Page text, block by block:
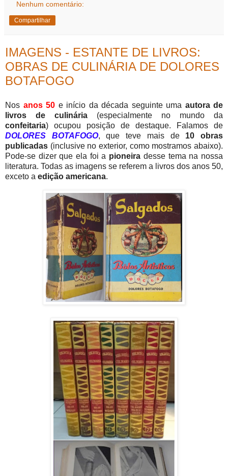
Nenhum comentário:
Compartilhar
IMAGENS - ESTANTE DE LIVROS:
OBRAS DE CULINÁRIA DE DOLORES
BOTAFOGO
Nos anos 50 e início da década seguinte uma autora de
livros de culinária (especialmente no mundo da
confeitaria) ocupou posição de destaque. Falamos de
DOLORES BOTAFOGO, que teve mais de 10 obras
publicadas (inclusive no exterior, como mostramos abaixo).
Pode-se dizer que ela foi a pioneira desse tema na nossa
literatura. Todas as imagens se referem a livros dos anos 50,
exceto a edição americana.